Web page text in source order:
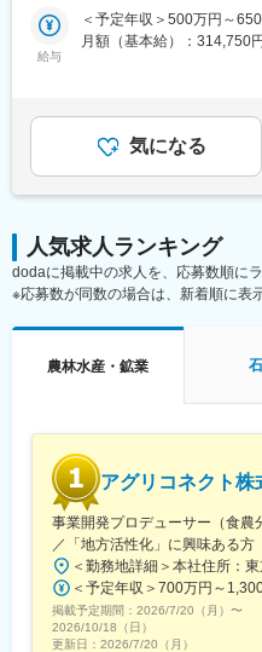
■組織構成：
約20名
（1） SPC×再エネという
・市場価値の高いスキルが
（2） 一括受託モデルで上
・SPCの設立～運営～税
・クライアントは東京・大
・オンライン完結の業務設
（4） 働きやすい環境
・フルリモート／フルフレ
・残業月平均10時間程度
・週1回の定例MTGあり
・フルリモート勤務（半年
・Slack／Zoomを活用した
■当社について：
当社は2007年設立以降、「
の2軸で事業を展開してい
可能エネルギーの普及を通
現し、持続可能な社会の構
変更の範囲：会社の定める
地域を想定）
◇現地パートナーとのリレ
現地での導入試験やプロジ
ンバーとの協働
◇現地規制・市場調査
経営層の戦略に基づいた事
サイクルの実行
農業と地域課題の解決に取
◎海外事業立ち上げの完遂
◎国際的なビジネススキル
異文化環境での交渉力、リ
ードを体感できます。
■当社について
「テクノロジーによって、
経営理念に据え、豊かな
ンステクノロジーを融合す
農業の実現に取り組んでい
給与
＜予定年収＞500万円～
月額（基本給）：314,750
でも目安の金額であり、
す。月給(月額)は固定手当
気になる
人気求人ランキング
dodaに掲載中の求人を、応募数順に
※応募数が同数の場合は、新着順に表
農林水産・鉱業
アグリコネクト株
事業開発プロデューサー（食
／「地方活性化」に興味ある方
掲載予定期間： 2026/7/20（月） 〜
2026/10/18（日）
更新日： 2026/7/20（月）